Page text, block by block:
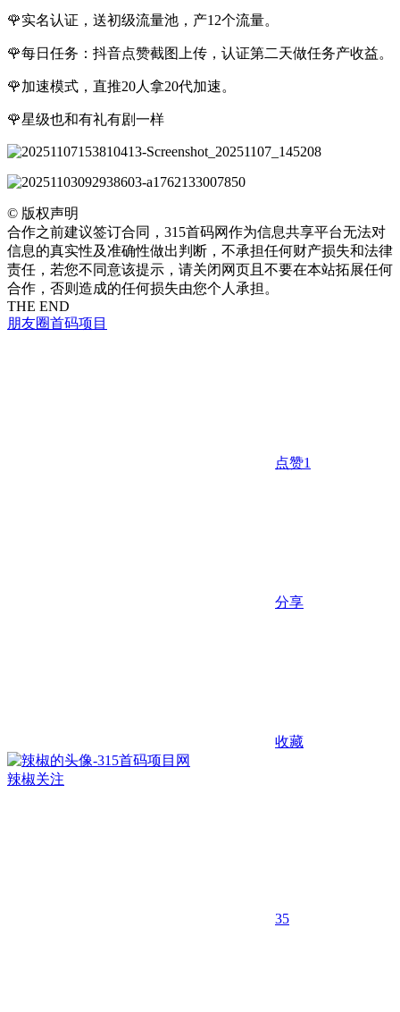
🌹实名认证，送初级流量池，产12个流量。
🌹每日任务：抖音点赞截图上传，认证第二天做任务产收益。
🌹加速模式，直推20人拿20代加速。
🌹星级也和有礼有剧一样
© 版权声明
合作之前建议签订合同，315首码网作为信息共享平台无法对
信息的真实性及准确性做出判断，不承担任何财产损失和法律
责任，若您不同意该提示，请关闭网页且不要在本站拓展任何
合作，否则造成的任何损失由您个人承担。
THE END
朋友圈首码项目
点赞1
分享
收藏
辣椒关注
35